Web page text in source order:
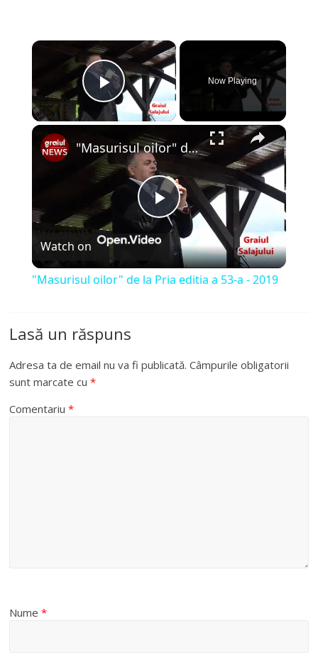
×
Play Video
Now Playing
×
P
l
"Masurisul oilor" de la Pria editia a 53-a - 2019
Watch on
"Masurisul oilor" de la Pria editia a 53-a - 2019
Lasă un răspuns
Adresa ta de email nu va fi publicată. Câmpurile obligatorii
sunt marcate cu*
Comentariu*
Nume*